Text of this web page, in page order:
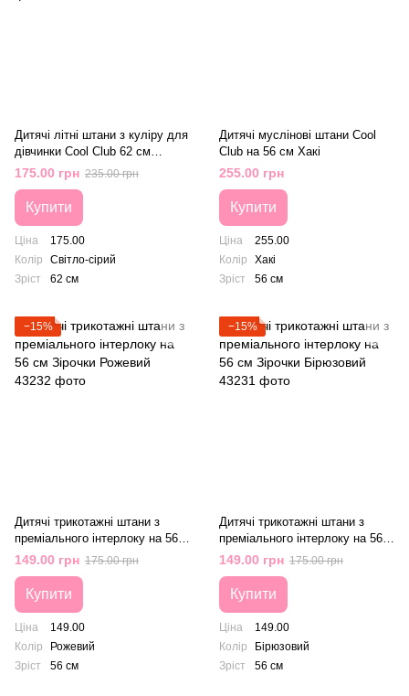
Дитячі літні штани з куліру для
дівчинки Cool Club 62 см
Гілочки Світло-сірий
175.00 грн 235.00 грн
Купити
Ціна
175.00
Колір
Світло-сірий
Зріст
62 см
Дитячі муслінові штани Cool
Club на 56 cм Хакі
255.00 грн
Купити
Ціна
255.00
Колір
Хакі
Зріст
56 см
−15%
Дитячі трикотажні штани з
преміального інтерлоку на 56
см Зірочки Рожевий
149.00 грн 175.00 грн
Купити
Ціна
149.00
Колір
Рожевий
Зріст
56 см
−15%
Дитячі трикотажні штани з
преміального інтерлоку на 56
см Зірочки Бірюзовий
149.00 грн 175.00 грн
Купити
Ціна
149.00
Колір
Бірюзовий
Зріст
56 см